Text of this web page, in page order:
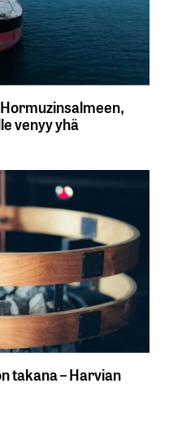
venyy yhä
takana – Harvian